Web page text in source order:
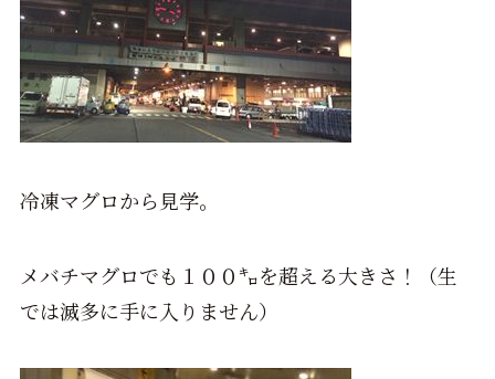
冷凍マグロから見学。
メバチマグロでも１００㌔を超える大きさ！（生
では滅多に手に入りません）